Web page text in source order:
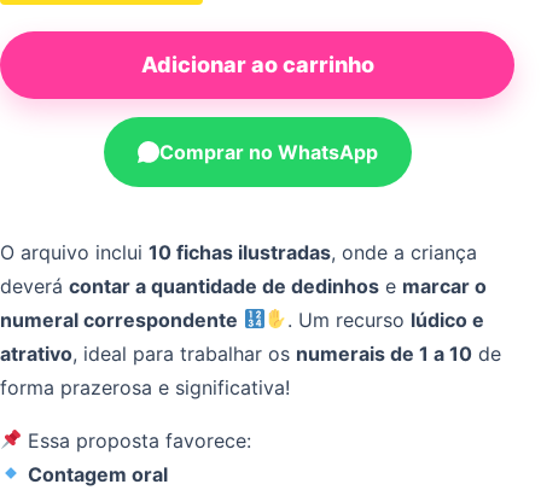
Adicionar ao carrinho
Comprar no WhatsApp
O arquivo inclui 10 fichas ilustradas, onde a criança
deverá contar a quantidade de dedinhos e marcar o
numeral correspondente
. Um recurso lúdico e
atrativo, ideal para trabalhar os numerais de 1 a 10 de
forma prazerosa e significativa!
Essa proposta favorece:
Contagem oral